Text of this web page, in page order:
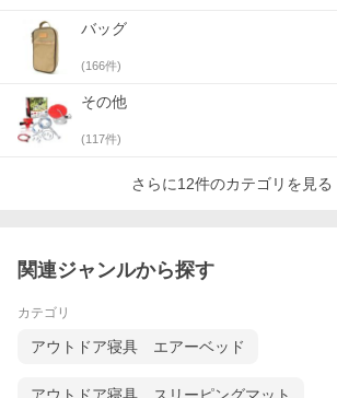
バッグ
(166件)
その他
(117件)
さらに12件のカテゴリを見る
関連ジャンルから探す
カテゴリ
アウトドア寝具 エアーベッド